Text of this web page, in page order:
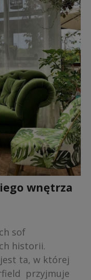
wnętrza
sof
historii.
ta, w której
przyjmuje